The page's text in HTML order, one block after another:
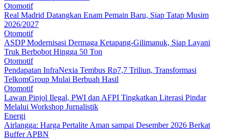
Otomotif
Real Madrid Datangkan Enam Pemain Baru, Siap Tatap Musim
2026/2027
Otomotif
ASDP Modernisasi Dermaga Ketapang-Gilimanuk, Siap Layani
Truk Berbobot Hingga 50 Ton
Otomotif
Pendapatan InfraNexia Tembus Rp7,7 Triliun, Transformasi
TelkomGroup Mulai Berbuah Hasil
Otomotif
Lawan Pinjol Ilegal, PWI dan AFPI Tingkatkan Literasi Pindar
Melalui Workshop Jurnalistik
Energi
Airlangga: Harga Pertalite Aman sampai Desember 2026 Berkat
Buffer APBN